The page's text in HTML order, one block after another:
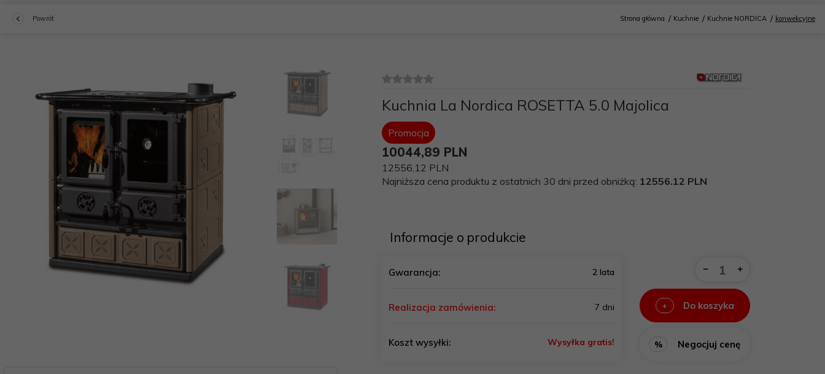
Powrót Strona główna Kuchnie Kuchnie NORDICA konwekcyjne
Kuchnia La Nordica ROSETTA 5.0 Majolica
Promocja
10044,89 PLN
12556,12 PLN
Najniższa cena produktu z ostatnich 30 dni przed obniżką: 12556.12 PLN
Informacje o produkcie
Gwarancja: 2 lata
Realizacja zamówienia: 7 dni
Koszt wysyłki: Wysyłka gratis!
+ Do koszyka
% Negocjuj cenę